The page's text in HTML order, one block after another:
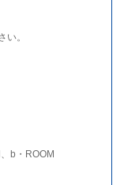
い。
b・ROOM